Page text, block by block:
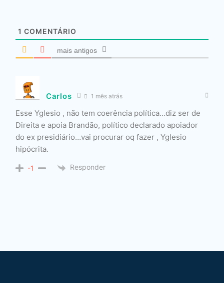
1 COMENTÁRIO
mais antigos
Carlos 1 mês atrás
Esse Yglesio , não tem coerência política…diz ser de
Direita e apoia Brandão, político declarado apoiador
do ex presidiário…vai procurar oq fazer , Yglesio
hipócrita.
-1 Responder